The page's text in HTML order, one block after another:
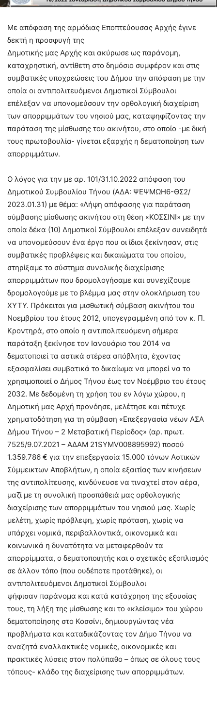
Με απόφαση της αρμόδιας Εποπτεύουσας Αρχής έγινε
δεκτή η προσφυγή της
Δημοτικής μας Αρχής και ακύρωσε ως παράνομη,
καταχρηστική, αντίθετη στο δημόσιο συμφέρον και στις
συμβατικές υποχρεώσεις του Δήμου την απόφαση με την
οποία οι αντιπολιτευόμενοι Δημοτικοί Σύμβουλοι
επέλεξαν να υπονομεύσουν την ορθολογική διαχείριση
των απορριμμάτων του νησιού μας, καταψηφίζοντας την
παράταση της μίσθωσης του ακινήτου, στο οποίο -με δική
τους πρωτοβουλία- γίνεται εξαρχής η δεματοποίηση των
απορριμμάτων.
Ο λόγος για την με αρ. 101/31.10.2022 απόφαση του
Δημοτικού Συμβουλίου Τήνου (AΔΑ: ΨΕΨΜΩΗ6-ΘΣ2/
2023.01.31) με θέμα: «Λήψη απόφασης για παράταση
σύμβασης μίσθωσης ακινήτου στη θέση «ΚΟΣΣΙΝΙ» με την
οποία δέκα (10) Δημοτικοί Σύμβουλοι επέλεξαν συνειδητά
να υπονομεύσουν ένα έργο που οι ίδιοι ξεκίνησαν, στις
συμβατικές προβλέψεις και δικαιώματα του οποίου,
στηρίξαμε το σύστημα συνολικής διαχείρισης
απορριμμάτων που δρομολογήσαμε και συνεχίζουμε
δρομολογούμε με το βλέμμα μας στην ολοκλήρωση του
ΧΥΤΥ. Πρόκειται για μισθωτική σύμβαση ακινήτου του
Νοεμβρίου του έτους 2012, υπογεγραμμένη από τον κ. Π.
Κροντηρά, στο οποίο η αντιπολιτευόμενη σήμερα
παράταξη ξεκίνησε τον Ιανουάριο του 2014 να
δεματοποιεί τα αστικά στέρεα απόβλητα, έχοντας
εξασφαλίσει συμβατικά το δικαίωμα να μπορεί να το
χρησιμοποιεί ο Δήμος Τήνου έως τον Νοέμβριο του έτους
2032. Με δεδομένη τη χρήση του εν λόγω χώρου, η
Δημοτική μας Αρχή προνόησε, μελέτησε και πέτυχε
χρηματοδότηση για τη σύμβαση «Επεξεργασία νέων ΑΣΑ
Δήμου Τήνου – 2 Μεταβατική Περίοδος» (αρ. πρωτ.
7525/9.07.2021 – ΑΔΑΜ 21SYMV008895992) ποσού
1.359.786 € για την επεξεργασία 15.000 τόνων Αστικών
Σύμμεικτων Αποβλήτων, η οποία εξαιτίας των κινήσεων
της αντιπολίτευσης, κινδύνευσε να τιναχτεί στον αέρα,
μαζί με τη συνολική προσπάθειά μας ορθολογικής
διαχείρισης των απορριμμάτων του νησιού μας. Χωρίς
μελέτη, χωρίς πρόβλεψη, χωρίς πρόταση, χωρίς να
υπάρχει νομικά, περιβαλλοντικά, οικονομικά και
κοινωνικά η δυνατότητα να μεταφερθούν τα
απορρίμματα, ο δεματοποιητής και ο σχετικός εξοπλισμός
σε άλλον τόπο (που ουδέποτε προτάθηκε), οι
αντιπολιτευόμενοι Δημοτικοί Σύμβουλοι
ψήφισαν παράνομα και κατά κατάχρηση της εξουσίας
τους, τη λήξη της μίσθωσης και το «κλείσιμο» του χώρου
δεματοποίησης στο Κοσσίνι, δημιουργώντας νέα
προβλήματα και καταδικάζοντας τον Δήμο Τήνου να
αναζητά εναλλακτικές νομικές, οικονομικές και
πρακτικές λύσεις στον πολύπαθο – όπως σε όλους τους
τόπους- κλάδο της διαχείρισης των απορριμμάτων.